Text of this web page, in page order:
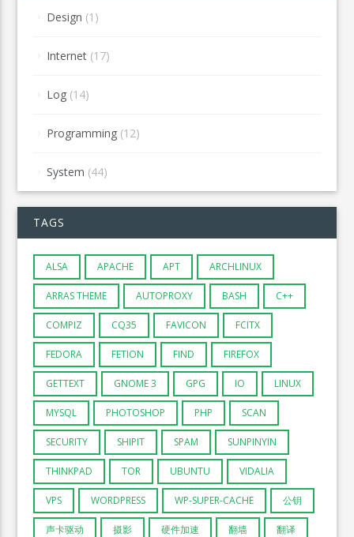
Design (1)
Internet (17)
Log (14)
Programming (12)
System (44)
TAGS
ALSA APACHE APT ARCHLINUX
ARRAS THEME AUTOPROXY BASH C++
COMPIZ CQ35 FAVICON FCITX
FEDORA FETION FIND FIREFOX
GETTEXT GNOME 3 GPG IO LINUX
MYSQL PHOTOSHOP PHP SCAN
SECURITY SHIPIT SPAM SUNPINYIN
THINKPAD TOR UBUNTU VIDALIA
VPS WORDPRESS WP-SUPER-CACHE 公钥
声卡驱动 摄影 硬件加速 翻墙 翻译